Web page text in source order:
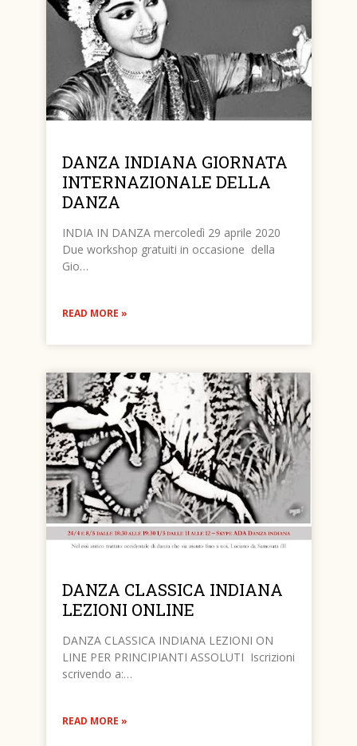
DANZA INDIANA GIORNATA
INTERNAZIONALE DELLA
DANZA
INDIA IN DANZA mercoledì 29 aprile 2020
Due workshop gratuiti in occasione della
Gio…
READ MORE »
DANZA CLASSICA INDIANA
LEZIONI ONLINE
DANZA CLASSICA INDIANA LEZIONI ON
LINE PER PRINCIPIANTI ASSOLUTI Iscrizioni
scrivendo a:…
READ MORE »